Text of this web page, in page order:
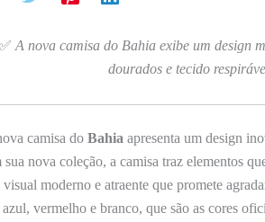
✅ A nova camisa do Bahia exibe um design
dourados e tecido
camisa do Bahia apresenta um design
sua nova coleção, a camisa traz elementos
visual moderno e atraente que promete
azul, vermelho e branco, que são as cores